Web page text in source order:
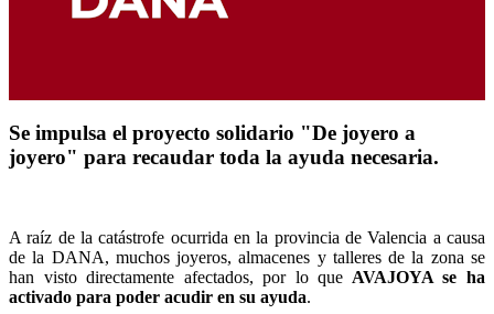
Se impulsa el proyecto solidario "De joyero a
joyero" para recaudar toda la ayuda necesaria.
A raíz de la catástrofe ocurrida en la provincia de Valencia a causa
de la DANA, muchos joyeros, almacenes y talleres de la zona se
han visto directamente afectados, por lo que AVAJOYA se ha
activado para poder acudir en su ayuda.